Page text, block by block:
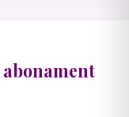
abonament